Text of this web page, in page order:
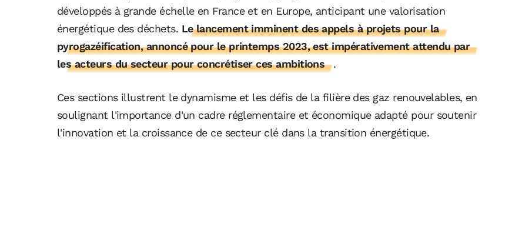
développés à grande échelle en France et en Europe, anticipant une valorisation
énergétique des déchets. Le lancement imminent des appels à projets pour la
pyrogazéification, annoncé pour le printemps 2023, est impérativement attendu par
les acteurs du secteur pour concrétiser ces ambitions
.
Ces sections illustrent le dynamisme et les défis de la filière des gaz renouvelables, en
soulignant l'importance d'un cadre réglementaire et économique adapté pour soutenir
l'innovation et la croissance de ce secteur clé dans la transition énergétique.